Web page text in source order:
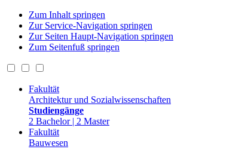
Zum Inhalt springen
Zur Service-Navigation springen
Zur Seiten Haupt-Navigation springen
Zum Seitenfuß springen
Fakultät
Architektur und Sozialwissenschaften
Studiengänge
2 Bachelor | 2 Master
Fakultät
Bauwesen